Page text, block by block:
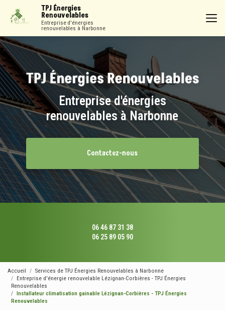
contenu
TPJ Énergies
Renouvelables
Entreprise d'énergies
renouvelables à Narbonne
Entreprise d'énergies
renouvelables à Narbonne
Contactez-nous
06 46 87 31 38
06 25 89 05 90
Accueil
Services de TPJ Énergies Renouvelables à Narbonne
Entreprise d'énergie renouvelable Lézignan-Corbières - TPJ Énergies
Renouvelables
Installateur climatisation gainable Lézignan-Corbières - TPJ Énergies
Renouvelables